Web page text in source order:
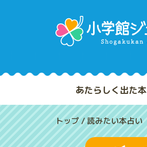
あたらしく出た本
トップ/読みたい本占い